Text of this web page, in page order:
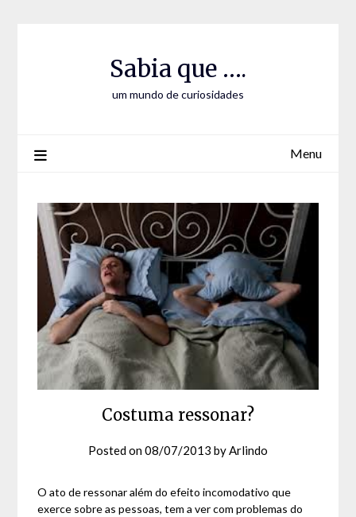
Sabia que ….
um mundo de curiosidades
Menu
Costuma ressonar?
Posted on08/07/2013 byArlindo
O ato de ressonar além do efeito incomodativo que
exerce sobre as pessoas, tem a ver com problemas do